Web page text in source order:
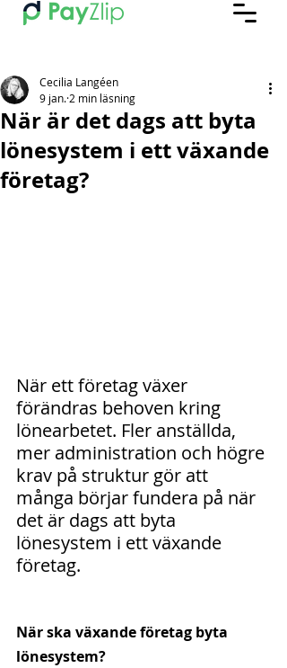
När är det dags att byta
lönesystem i ett växande
företag?
Cecilia Langéen
9 jan. 2 min läsning
När ett företag växer
förändras behoven kring
lönearbetet. Fler anställda,
mer administration och högre
krav på struktur gör att
många börjar fundera på när
det är dags att byta
lönesystem i ett växande
företag.
När ska växande företag byta
lönesystem?